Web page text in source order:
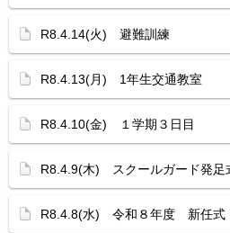
R8.4.14(火) 避難訓練
R8.4.13(月) 1年生交通教室
R8.4.10(金) １学期３日目
R8.4.9(木) スクールガード発足
R8.4.8(水) 令和８年度 新任式